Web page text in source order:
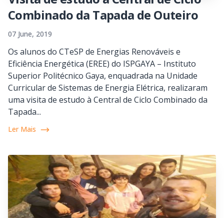
Combinado da Tapada de Outeiro
07 June, 2019
Os alunos do CTeSP de Energias Renováveis e
Eficiência Energética (EREE) do ISPGAYA – Instituto
Superior Politécnico Gaya, enquadrada na Unidade
Curricular de Sistemas de Energia Elétrica, realizaram
uma visita de estudo à Central de Ciclo Combinado da
Tapada...
Ler Mais